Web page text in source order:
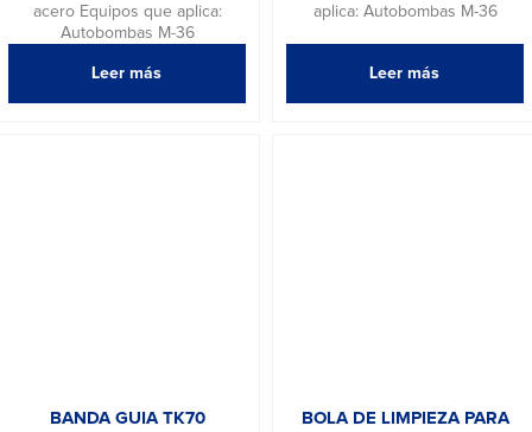
acero Equipos que aplica:
Autobombas M-36
Leer más
aplica: Autobombas M-36
Leer más
BANDA GUIA TK70
BOLA DE LIMPIEZA PARA